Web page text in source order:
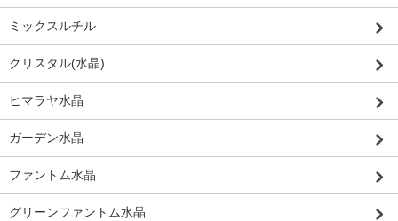
ミックスルチル
クリスタル(水晶)
ヒマラヤ水晶
ガーデン水晶
ファントム水晶
グリーンファントム水晶